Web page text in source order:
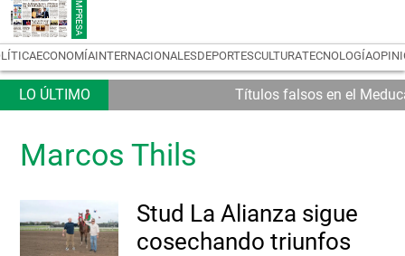
ECONOMÍAINTERNACIONALESDEPORTESCULTURATECNOLOGÍA
Títulos falsos en el
Marcos Thils
Stud La Alianza sigue
cosechando triunfos